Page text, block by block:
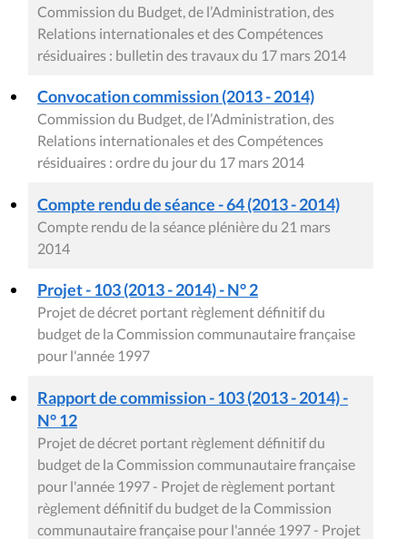
Commission du Budget, de l’Administration, des
Relations internationales et des Compétences
résiduaires : bulletin des travaux du 17 mars 2014
Convocation commission (2013 - 2014)
Commission du Budget, de l’Administration, des
Relations internationales et des Compétences
résiduaires : ordre du jour du 17 mars 2014
Compte rendu de séance - 64 (2013 - 2014)
Compte rendu de la séance plénière du 21 mars
2014
Projet - 103 (2013 - 2014) - N° 2
Projet de décret portant règlement définitif du
budget de la Commission communautaire française
pour l'année 1997
Rapport de commission - 103 (2013 - 2014) -
N° 12
Projet de décret portant règlement définitif du
budget de la Commission communautaire française
pour l'année 1997 - Projet de règlement portant
règlement définitif du budget de la Commission
communautaire française pour l'année 1997 - Projet